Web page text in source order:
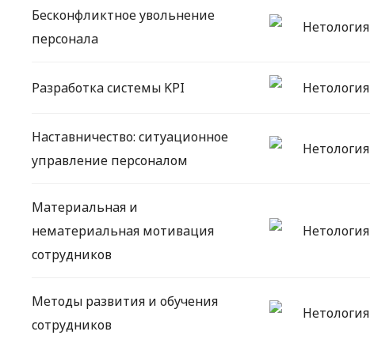
Бесконфликтное увольнение
персонала
Нетология
Разработка системы KPI Нетология
Наставничество: ситуационное
управление персоналом
Нетология
Материальная и
нематериальная мотивация
сотрудников
Нетология
Методы развития и обучения
сотрудников
Нетология